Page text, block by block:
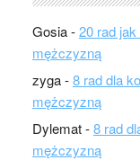
Gosia-20 rad
mężczyzną
zyga-8 rad dla
mężczyzną
Dylemat-8 rad
mężczyzną